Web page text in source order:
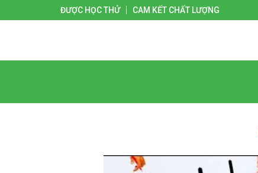
ĐƯỢC HỌC THỬ CAM KẾT CHẤT LƯỢNG